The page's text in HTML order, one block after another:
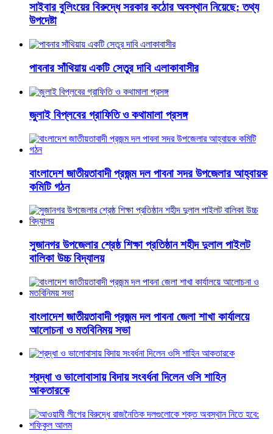
সাইবার বুলিংয়ের বিরুদ্ধে সরকার কঠোর অবস্থান নিয়েছে: তথ্য
উপদেষ্টা
পাবনার সাঁথিয়ায় একটি সেতুর দাবি এলাকাবাসীর
জুলাই বিপ্লবের গ্রাফিতি ও কথামালা প্রসঙ্গ
বাংলাদেশ জাতীয়তাবাদী প্রজন্ম দল পাবনা সদর উপজেলার আহ্বায়ক
কমিটি গঠন
সুজানগর উপজেলার শ্রেষ্ঠ শিক্ষা প্রতিষ্ঠান শহীদ দুলাল পাইলট
বালিকা উচ্চ বিদ্যালয়
বাংলাদেশ জাতীয়তাবাদী প্রজন্ম দল পাবনা জেলা শাখা কার্যালয়ে
আলোচনা ও মতবিনিময় সভা
শ্রদ্ধা ও ভালোবাসায় বিদায় সংবর্ধনা দিলেন ওসি শাহিন
আকতারকে